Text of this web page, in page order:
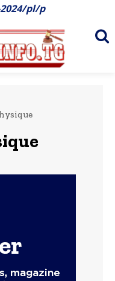
2024/pl/p